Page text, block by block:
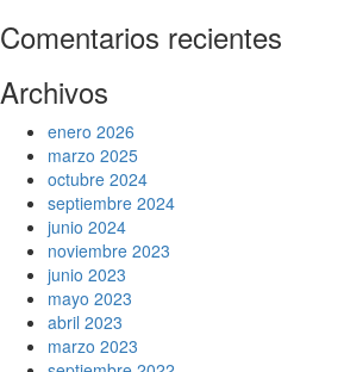
Comentarios recientes
Archivos
enero 2026
marzo 2025
octubre 2024
septiembre 2024
junio 2024
noviembre 2023
junio 2023
mayo 2023
abril 2023
marzo 2023